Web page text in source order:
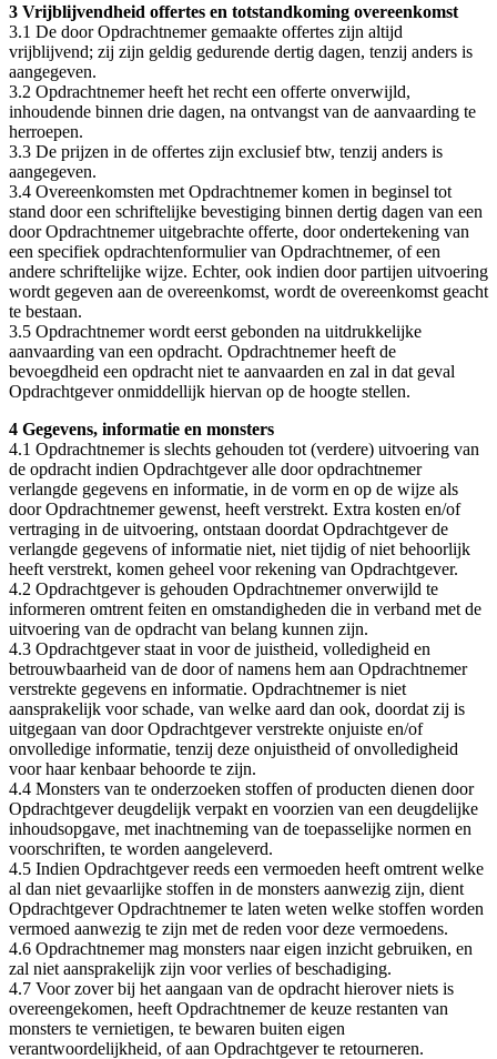
3 Vrijblijvendheid offertes en totstandkoming overeenkomst
3.1 De door Opdrachtnemer gemaakte offertes zijn altijd
vrijblijvend; zij zijn geldig gedurende dertig dagen, tenzij anders is
aangegeven.
3.2 Opdrachtnemer heeft het recht een offerte onverwijld,
inhoudende binnen drie dagen, na ontvangst van de aanvaarding te
herroepen.
3.3 De prijzen in de offertes zijn exclusief btw, tenzij anders is
aangegeven.
3.4 Overeenkomsten met Opdrachtnemer komen in beginsel tot
stand door een schriftelijke bevestiging binnen dertig dagen van een
door Opdrachtnemer uitgebrachte offerte, door ondertekening van
een specifiek opdrachtenformulier van Opdrachtnemer, of een
andere schriftelijke wijze. Echter, ook indien door partijen uitvoering
wordt gegeven aan de overeenkomst, wordt de overeenkomst geacht
te bestaan.
3.5 Opdrachtnemer wordt eerst gebonden na uitdrukkelijke
aanvaarding van een opdracht. Opdrachtnemer heeft de
bevoegdheid een opdracht niet te aanvaarden en zal in dat geval
Opdrachtgever onmiddellijk hiervan op de hoogte stellen.
4 Gegevens, informatie en monsters
4.1 Opdrachtnemer is slechts gehouden tot (verdere) uitvoering van
de opdracht indien Opdrachtgever alle door opdrachtnemer
verlangde gegevens en informatie, in de vorm en op de wijze als
door Opdrachtnemer gewenst, heeft verstrekt. Extra kosten en/of
vertraging in de uitvoering, ontstaan doordat Opdrachtgever de
verlangde gegevens of informatie niet, niet tijdig of niet behoorlijk
heeft verstrekt, komen geheel voor rekening van Opdrachtgever.
4.2 Opdrachtgever is gehouden Opdrachtnemer onverwijld te
informeren omtrent feiten en omstandigheden die in verband met de
uitvoering van de opdracht van belang kunnen zijn.
4.3 Opdrachtgever staat in voor de juistheid, volledigheid en
betrouwbaarheid van de door of namens hem aan Opdrachtnemer
verstrekte gegevens en informatie. Opdrachtnemer is niet
aansprakelijk voor schade, van welke aard dan ook, doordat zij is
uitgegaan van door Opdrachtgever verstrekte onjuiste en/of
onvolledige informatie, tenzij deze onjuistheid of onvolledigheid
voor haar kenbaar behoorde te zijn.
4.4 Monsters van te onderzoeken stoffen of producten dienen door
Opdrachtgever deugdelijk verpakt en voorzien van een deugdelijke
inhoudsopgave, met inachtneming van de toepasselijke normen en
voorschriften, te worden aangeleverd.
4.5 Indien Opdrachtgever reeds een vermoeden heeft omtrent welke
al dan niet gevaarlijke stoffen in de monsters aanwezig zijn, dient
Opdrachtgever Opdrachtnemer te laten weten welke stoffen worden
vermoed aanwezig te zijn met de reden voor deze vermoedens.
4.6 Opdrachtnemer mag monsters naar eigen inzicht gebruiken, en
zal niet aansprakelijk zijn voor verlies of beschadiging.
4.7 Voor zover bij het aangaan van de opdracht hierover niets is
overeengekomen, heeft Opdrachtnemer de keuze restanten van
monsters te vernietigen, te bewaren buiten eigen
verantwoordelijkheid, of aan Opdrachtgever te retourneren.